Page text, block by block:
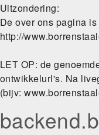
Uitzondering:
De over ons pagina
http://
LET OP: de
ontwikkelurl's. Na
(bijv: